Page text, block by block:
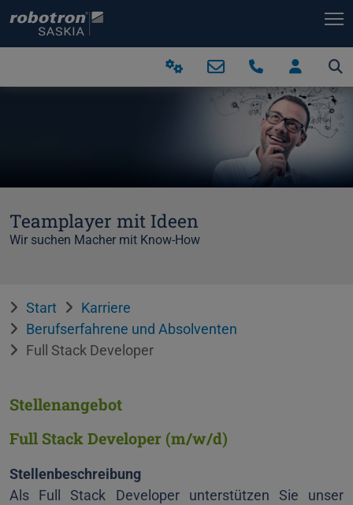
Teamplayer mit Ideen
Wir suchen Macher mit Know-How
Start
Karriere
Berufserfahrene und Absolventen
Full Stack Developer
Stellenangebot
Full Stack Developer (m/w/d)
Stellenbeschreibung
Als Full Stack Developer unterstützen Sie unser